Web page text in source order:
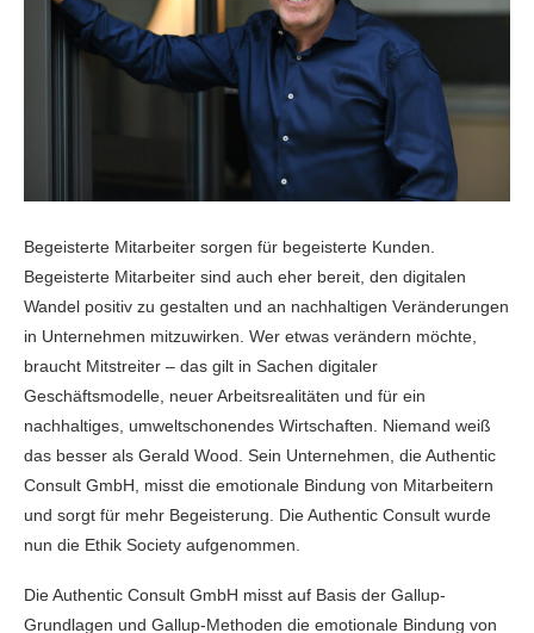
Begeisterte Mitarbeiter sorgen für begeisterte Kunden.
Begeisterte Mitarbeiter sind auch eher bereit, den digitalen
Wandel positiv zu gestalten und an nachhaltigen Veränderungen
in Unternehmen mitzuwirken. Wer etwas verändern möchte,
braucht Mitstreiter – das gilt in Sachen digitaler
Geschäftsmodelle, neuer Arbeitsrealitäten und für ein
nachhaltiges, umweltschonendes Wirtschaften. Niemand weiß
das besser als Gerald Wood. Sein Unternehmen, die Authentic
Consult GmbH, misst die emotionale Bindung von Mitarbeitern
und sorgt für mehr Begeisterung. Die Authentic Consult wurde
nun die Ethik Society aufgenommen.
Die Authentic Consult GmbH misst auf Basis der Gallup-
Grundlagen und Gallup-Methoden die emotionale Bindung von